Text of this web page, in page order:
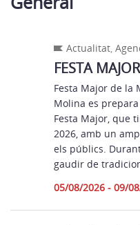
Actualitat,
FESTA
Festa Major de la
Molina es
Festa Major, que
2026, amb un
els públics.
gaudir de
05/08/2026 - 09/